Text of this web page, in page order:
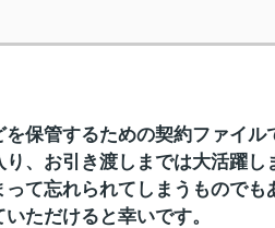
保管するための契約ファイル
、お引き渡しまでは大活躍し
て忘れられてしまうものでも
ただけると幸いです。